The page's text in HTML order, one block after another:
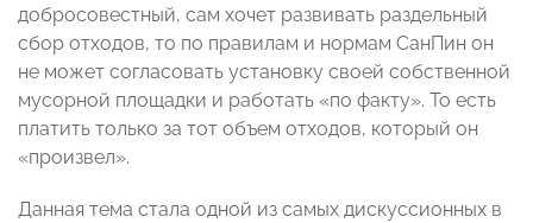
добросовестный, сам хочет развивать раздельный
сбор отходов, то по правилам и нормам СанПин он
не может согласовать установку своей собственной
мусорной площадки и работать «по факту». То есть
платить только за тот объем отходов, который он
«произвел».
Данная тема стала одной из самых дискуссионных в